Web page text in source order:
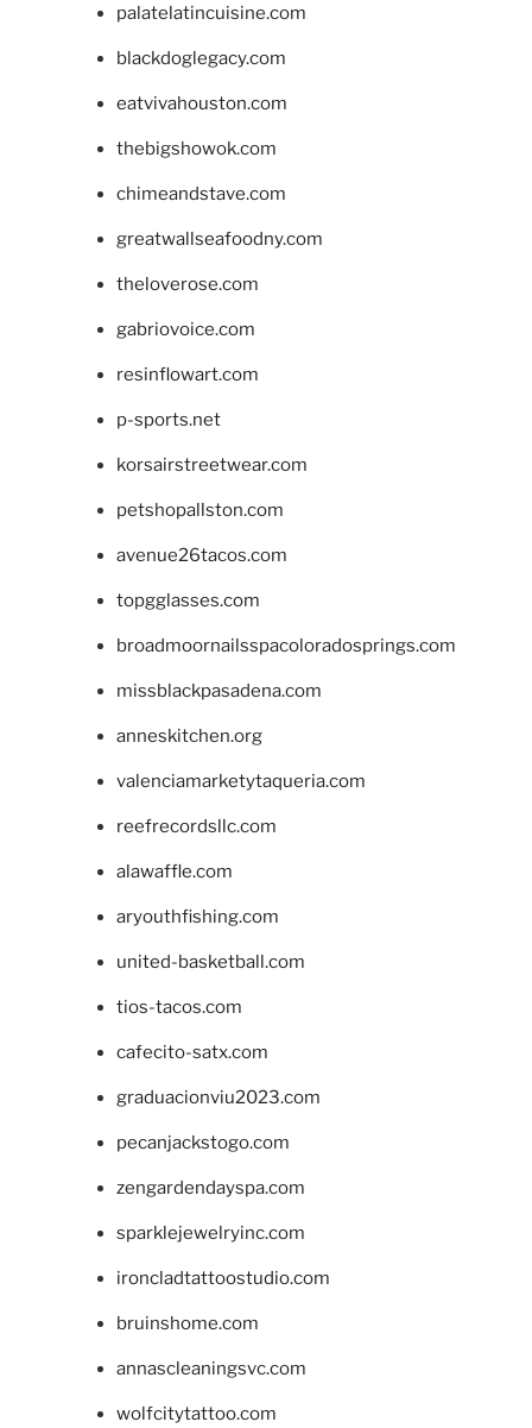
palatelatincuisine.com
blackdoglegacy.com
eatvivahouston.com
thebigshowok.com
chimeandstave.com
greatwallseafoodny.com
theloverose.com
gabriovoice.com
resinflowart.com
p-sports.net
korsairstreetwear.com
petshopallston.com
avenue26tacos.com
topgglasses.com
broadmoornailsspacoloradosprings.com
missblackpasadena.com
anneskitchen.org
valenciamarketytaqueria.com
reefrecordsllc.com
alawaffle.com
aryouthfishing.com
united-basketball.com
tios-tacos.com
cafecito-satx.com
graduacionviu2023.com
pecanjackstogo.com
zengardendayspa.com
sparklejewelryinc.com
ironcladtattoostudio.com
bruinshome.com
annascleaningsvc.com
wolfcitytattoo.com